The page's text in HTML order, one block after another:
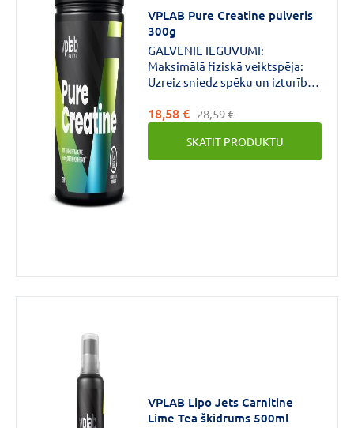
VPLAB Pure Creatine pulveris
300g
GALVENIE IEGUVUMI:
Maksimālā fiziskā veiktspēja:
Uzreiz sniedz spēku un izturību,
rezultātus.Muskuļu
palielināšana un saglabāšana:
Palīdz muskuļu masas augšanā
un uzturēšanā, kas ir izšķiroša
18,58 € 28,59 €
SKATĪT PRODUKTU
VPLAB Lipo Jets Carnitine
Lime Tea škidrums 500ml